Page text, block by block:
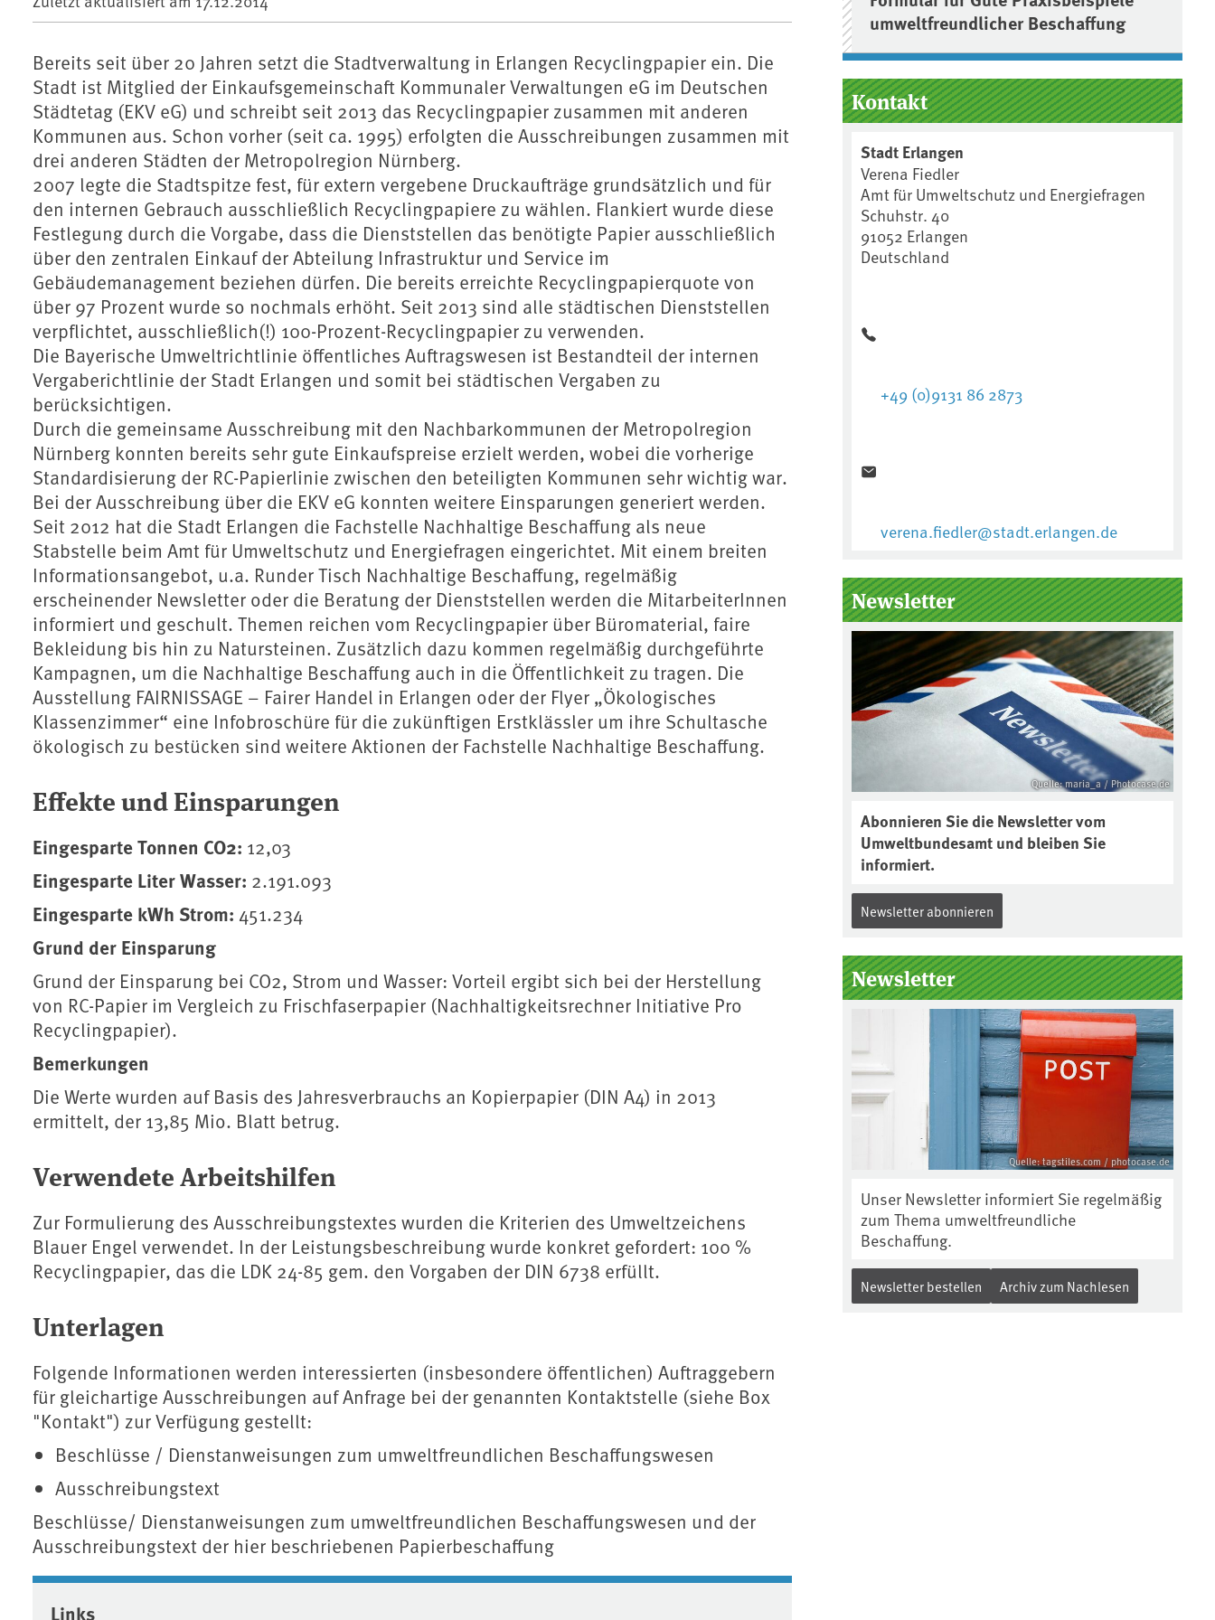
Bereits seit über 20 Jahren setzt die Stadtverwaltung in Erlangen Recyclingpapier ein. Die
Stadt ist Mitglied der Einkaufsgemeinschaft Kommunaler Verwaltungen eG im Deutschen
Städtetag (EKV eG) und schreibt seit 2013 das Recyclingpapier zusammen mit anderen
Kommunen aus. Schon vorher (seit ca. 1995) erfolgten die Ausschreibungen zusammen mit
drei anderen Städten der Metropolregion Nürnberg.
2007 legte die Stadtspitze fest, für extern vergebene Druckaufträge grundsätzlich und für
den internen Gebrauch ausschließlich Recyclingpapiere zu wählen. Flankiert wurde diese
Festlegung durch die Vorgabe, dass die Dienststellen das benötigte Papier ausschließlich
über den zentralen Einkauf der Abteilung Infrastruktur und Service im
Gebäudemanagement beziehen dürfen. Die bereits erreichte Recyclingpapierquote von
über 97 Prozent wurde so nochmals erhöht. Seit 2013 sind alle städtischen Dienststellen
verpflichtet, ausschließlich(!) 100-Prozent-Recyclingpapier zu verwenden.
Die Bayerische Umweltrichtlinie öffentliches Auftragswesen ist Bestandteil der internen
Vergaberichtlinie der Stadt Erlangen und somit bei städtischen Vergaben zu
berücksichtigen.
Durch die gemeinsame Ausschreibung mit den Nachbarkommunen der Metropolregion
Nürnberg konnten bereits sehr gute Einkaufspreise erzielt werden, wobei die vorherige
Standardisierung der RC-Papierlinie zwischen den beteiligten Kommunen sehr wichtig war.
Bei der Ausschreibung über die EKV eG konnten weitere Einsparungen generiert werden.
Seit 2012 hat die Stadt Erlangen die Fachstelle Nachhaltige Beschaffung als neue
Stabstelle beim Amt für Umweltschutz und Energiefragen eingerichtet. Mit einem breiten
Informationsangebot, u.a. Runder Tisch Nachhaltige Beschaffung, regelmäßig
erscheinender Newsletter oder die Beratung der Dienststellen werden die MitarbeiterInnen
informiert und geschult. Themen reichen vom Recyclingpapier über Büromaterial, faire
Bekleidung bis hin zu Natursteinen. Zusätzlich dazu kommen regelmäßig durchgeführte
Kampagnen, um die Nachhaltige Beschaffung auch in die Öffentlichkeit zu tragen. Die
Ausstellung FAIRNISSAGE – Fairer Handel in Erlangen oder der Flyer „Ökologisches
Klassenzimmer“ eine Infobroschüre für die zukünftigen Erstklässler um ihre Schultasche
ökologisch zu bestücken sind weitere Aktionen der Fachstelle Nachhaltige Beschaffung.
Effekte und Einsparungen
Eingesparte Tonnen CO2: 12,03
Eingesparte Liter Wasser: 2.191.093
Eingesparte kWh Strom: 451.234
Grund der Einsparung
Grund der Einsparung bei CO2, Strom und Wasser: Vorteil ergibt sich bei der Herstellung
von RC-Papier im Vergleich zu Frischfaserpapier (Nachhaltigkeitsrechner Initiative Pro
Recyclingpapier).
Bemerkungen
Die Werte wurden auf Basis des Jahresverbrauchs an Kopierpapier (DIN A4) in 2013
ermittelt, der 13,85 Mio. Blatt betrug.
Verwendete Arbeitshilfen
Zur Formulierung des Ausschreibungstextes wurden die Kriterien des Umweltzeichens
Blauer Engel verwendet. In der Leistungsbeschreibung wurde konkret gefordert: 100 %
Recyclingpapier, das die LDK 24-85 gem. den Vorgaben der DIN 6738 erfüllt.
Unterlagen
Folgende Informationen werden interessierten (insbesondere öffentlichen) Auftraggebern
für gleichartige Ausschreibungen auf Anfrage bei der genannten Kontaktstelle (siehe Box
"Kontakt") zur Verfügung gestellt:
Beschlüsse / Dienstanweisungen zum umweltfreundlichen Beschaffungswesen
Ausschreibungstext
Beschlüsse/ Dienstanweisungen zum umweltfreundlichen Beschaffungswesen und der
Ausschreibungstext der hier beschriebenen Papierbeschaffung
Associated content
Links
umweltfreundlicher Beschaffung
Kontakt
Stadt Erlangen
Verena Fiedler
Amt für Umweltschutz und Energiefragen
Schuhstr. 40
91052 Erlangen
Deutschland
+49 (0)9131 86 2873
verena.fiedler@stadt.erlangen.de
Newsletter
Quelle: maria_a / Photocase.de
Abonnieren Sie die Newsletter vom
Umweltbundesamt und bleiben Sie
informiert.
Newsletter abonnieren
Newsletter
Quelle: tagstiles.com / photocase.de
Unser Newsletter informiert Sie regelmäßig
zum Thema umweltfreundliche
Beschaffung.
Newsletter bestellen Archiv zum Nachlesen